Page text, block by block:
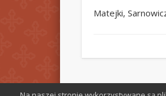
Matejki,